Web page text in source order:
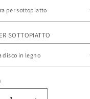
SOTTOPIATTO